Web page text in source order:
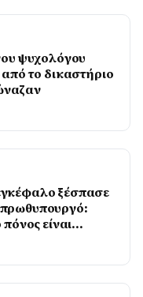
ψυχολόγου
το δικαστήριο
ξέσπασε
είναι